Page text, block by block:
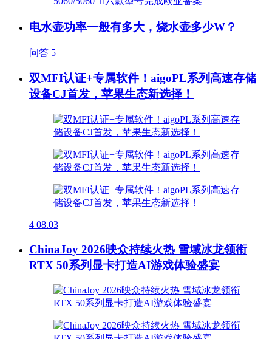
电水壶功率一般有多大，烧水壶多少W？
问答 5
双MFI认证+专属软件！aigoPL系列高速存储
设备CJ首发，苹果生态新选择！
4 08.03
ChinaJoy 2026映众持续火热 雪域冰龙领衔
RTX 50系列显卡打造AI游戏体验盛宴